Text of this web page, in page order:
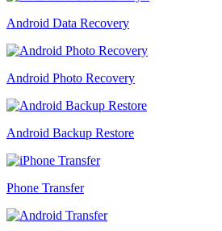
Android Data Recovery
Android Photo Recovery
Android Backup Restore
Phone Transfer